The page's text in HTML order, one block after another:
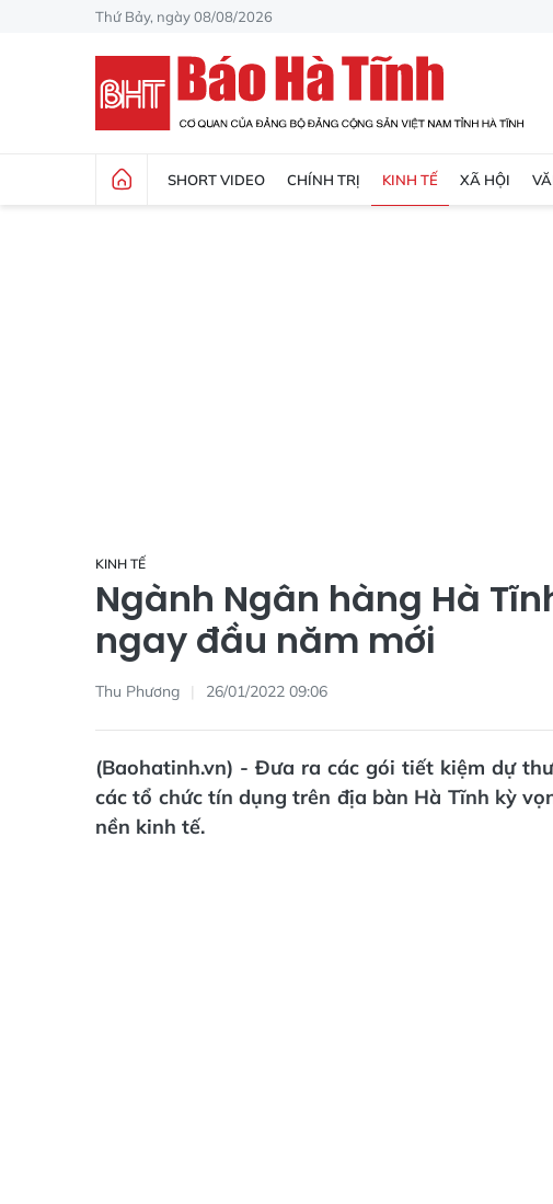
Thứ Bảy, ngày 08/08/2026
SHORT VIDEO CHÍNH TRỊ KINH TẾ XÃ HỘI
KINH TẾ
Ngành Ngân hàng Hà
ngay đầu năm mới
Thu Phương 26/01/2022 09:06
(Baohatinh.vn) - Đưa ra các gói tiết kiệm dự
các tổ chức tín dụng trên địa bàn Hà Tĩnh kỳ
nền kinh tế.